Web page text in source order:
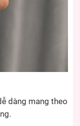
dàng mang theo